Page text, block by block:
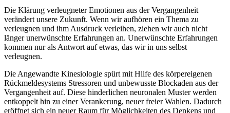
Die Klärung verleugneter Emotionen aus der Vergangenheit
verändert unsere Zukunft. Wenn wir aufhören ein Thema zu
verleugnen und ihm Ausdruck verleihen, ziehen wir auch nicht
länger unerwünschte Erfahrungen an. Unerwünschte Erfahrungen
kommen nur als Antwort auf etwas, das wir in uns selbst
verleugnen.
Die Angewandte Kinesiologie spürt mit Hilfe des körpereigenen
Rückmeldesystems Stressoren und unbewusste Blockaden aus der
Vergangenheit auf. Diese hinderlichen neuronalen Muster werden
entkoppelt hin zu einer Verankerung, neuer freier Wahlen. Dadurch
eröffnet sich ein neuer Raum für Möglichkeiten des Denkens und